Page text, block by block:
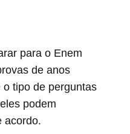
para o Enem
de anos
tipo de perguntas
podem
acordo.